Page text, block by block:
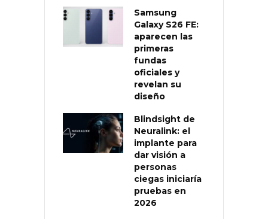
Samsung
Galaxy S26 FE:
aparecen las
primeras
fundas
oficiales y
revelan su
diseño
Blindsight de
Neuralink: el
implante para
dar visión a
personas
ciegas iniciaría
pruebas en
2026